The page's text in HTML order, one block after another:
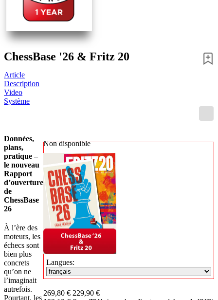
ChessBase '26 & Fritz 20
Article
Description
Video
Système
Non disponible
Langues:
269,80 € 229,90 €
Données,
plans,
pratique –
le nouveau
Rapport
d’ouverture
de
ChessBase
26
À l’ère des
moteurs, les
échecs sont
bien plus
concrets
qu’on ne
l’imaginait
autrefois.
Pourtant, les